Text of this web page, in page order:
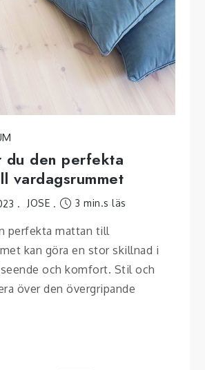
du den perfekta
vardagsrummet
JOSE 3 min.s läs
perfekta mattan till
kan göra en stor skillnad i
och komfort. Stil och
över den övergripande